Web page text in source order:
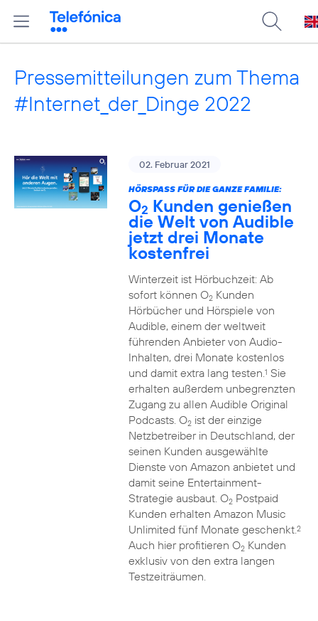
Pressemitteilungen zum Thema
#Internet_der_Dinge 2022
02. Februar 2021
HÖRSPASS FÜR DIE GANZE FAMILIE:
O2 Kunden genießen
die Welt von Audible
jetzt drei Monate
kostenfrei
Winterzeit ist Hörbuchzeit: Ab
sofort können O2Kunden
Hörbücher und Hörspiele von
Audible, einem der weltweit
führenden Anbieter von Audio-
Inhalten, drei Monate kostenlos
und damit extra lang testen.1 Sie
erhalten außerdem unbegrenzten
Zugang zu allen Audible Original
Podcasts. O2ist der einzige
Netzbetreiber in Deutschland, der
seinen Kunden ausgewählte
Dienste von Amazon anbietet und
damit seine Entertainment-
Strategie ausbaut. O2Postpaid
Kunden erhalten Amazon Music
Unlimited fünf Monate geschenkt.2
Auch hier profitieren O2Kunden
exklusiv von den extra langen
Testzeiträumen.